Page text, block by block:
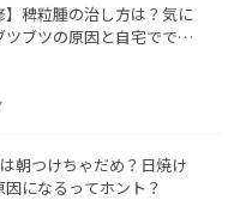
】稗粒腫の治し方は？気に
ツブツの原因と自宅ででき
朝つけちゃだめ？日焼け
になるってホント？